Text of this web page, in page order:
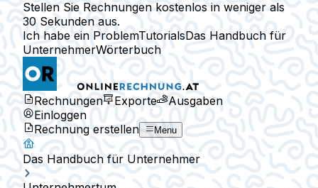
Stellen Sie Rechnungen kostenlos in weniger als
30 Sekunden aus.
Ich habe ein ProblemTutorialsDas Handbuch für
UnternehmerWörterbuch
Rechnungen Exporte
Ausgaben
Einloggen
Rechnung erstellen
Menu
Das Handbuch für Unternehmer